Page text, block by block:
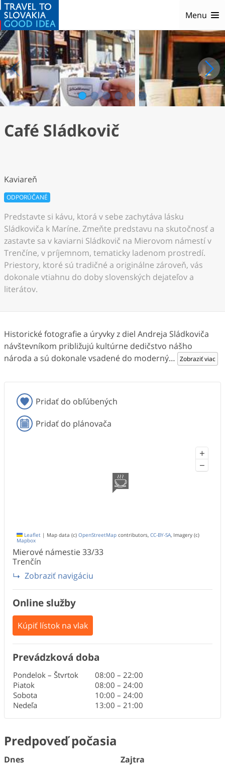
Menu
1 2 3 4 5 6
Café Sládkovič
Kaviareň
ODPORÚČANÉ
Predstavte si kávu, ktorá v sebe zachytáva lásku
Sládkoviča k Maríne. Zmeňte predstavu na skutočnosť a
zastavte sa v kaviarni Sládkovič na Mierovom námestí v
Trenčíne, v príjemnom, tematicky ladenom prostredí.
Priestory, ktoré sú tradičné a originálne zároveň, vás
dokonale vtiahnu do doby slovenských dejateľov a
literátov.
Historické fotografie a úryvky z diel Andreja Sládkoviča
návštevníkom približujú kultúrne dedičstvo nášho
národa a sú dokonale vsadené do moderný… Zobraziť viac
Pridať do obľúbených
Pridať do plánovača
+
−
Leaflet | Map data (c) OpenStreetMap contributors, CC-BY-SA, Imagery (c)
Mapbox
Mierové námestie33/33
Trenčín
Zobraziť navigáciu
Online služby
Kúpiť lístok na vlak
Prevádzková doba
Pondelok – Štvrtok 08:00 – 22:00
Piatok
08:00 – 24:00
Sobota
10:00 – 24:00
Nedeľa
13:00 – 21:00
Predpoveď počasia
Dnes Zajtra